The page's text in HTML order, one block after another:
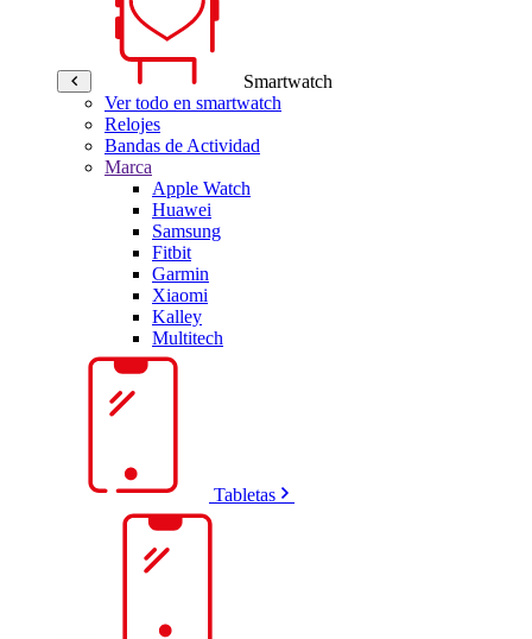
Smartwatch
Ver todo en smartwatch
Relojes
Bandas de Actividad
Marca
Apple Watch
Huawei
Samsung
Fitbit
Garmin
Xiaomi
Kalley
Multitech
Tabletas